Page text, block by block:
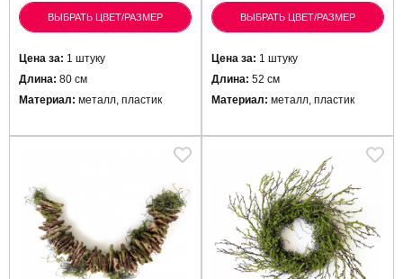
ВЫБРАТЬ ЦВЕТ/РАЗМЕР
Цена за: 1 штуку
Длина: 80 см
Материал: металл, пластик
ВЫБРАТЬ ЦВЕТ/РАЗМЕР
Цена за: 1 штуку
Длина: 52 см
Материал: металл, пластик